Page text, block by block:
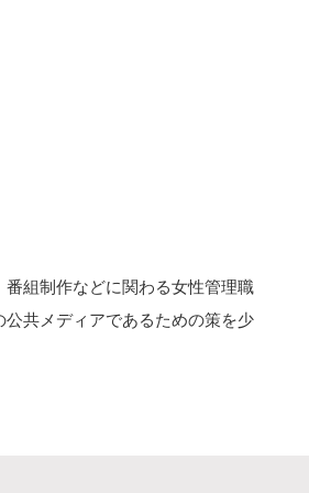
組制作などに関わる女性管理職
共メディアであるための策を少